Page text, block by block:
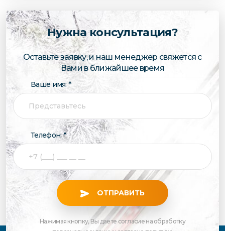
Нужна консультация?
Оставьте заявку, и наш менеджер свяжется с
Вами в ближайшее время
Ваше имя: *
Телефон: *
ОТПРАВИТЬ
Нажимая кнопку, Вы даете согласие на обработку